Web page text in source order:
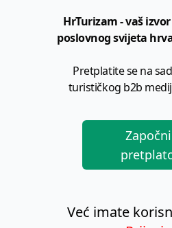
HrTurizam - vaš
poslovnog svijeta
Pretplatite se na
turističkog b2b
Već imate